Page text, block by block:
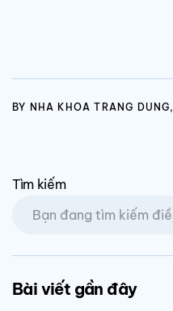
BY NHA KHOA TRANG DUNG,
Tìm kiếm
Bài viết gần đây